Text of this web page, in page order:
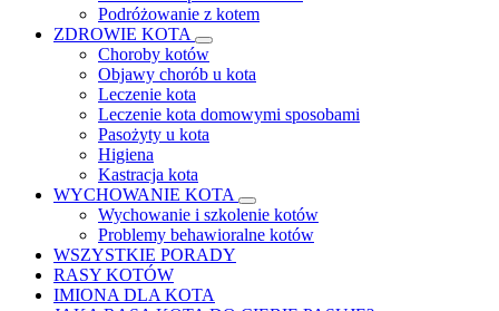
Podróżowanie z kotem
ZDROWIE KOTA
Choroby kotów
Objawy chorób u kota
Leczenie kota
Leczenie kota domowymi sposobami
Pasożyty u kota
Higiena
Kastracja kota
WYCHOWANIE KOTA
Wychowanie i szkolenie kotów
Problemy behawioralne kotów
WSZYSTKIE PORADY
RASY KOTÓW
IMIONA DLA KOTA